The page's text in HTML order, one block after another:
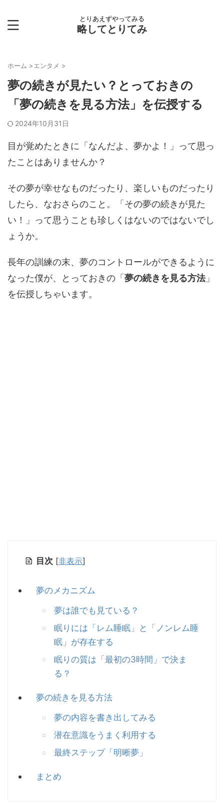
とりあえずやってみる
略してとりてみ
ホーム >エンタメ >
夢の続きが見たい？とっておきの
「夢の続きを見る方法」を伝授する
2024年10月31日
目が覚めたときに「なんだよ、夢かよ！」って思っ
たことはありませんか？
その夢が幸せなものだったり、楽しいものだったり
したら、なおさらのこと。「その夢の続きが見た
い！」って思うことも珍しくはないのではないでし
ょうか。
長年の訓練の末、夢のコントロールができるように
なった僕が、とっておきの「 夢の続きを見る方法」
を伝授しちゃいます。
目次 [非表示]
夢のメカニズム
夢は誰でも見ている？
眠りには「レム睡眠」と「ノンレム睡
眠」が存在する
眠りの質は「最初の3時間」で決ま
る？
夢の続きを見る方法
夢の内容を書き出してみる
潜在意識をうまく利用する
最終ステップ「明晰夢」
まとめ